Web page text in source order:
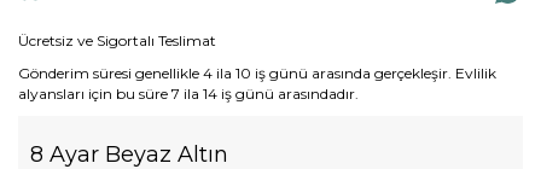
Ücretsiz ve Sigortalı Teslimat
Gönderim süresi genellikle 4 ila 10 iş günü arasında gerçekleşir. Evlilik
alyansları için bu süre 7 ila 14 iş günü arasındadır.
8 Ayar Beyaz Altın